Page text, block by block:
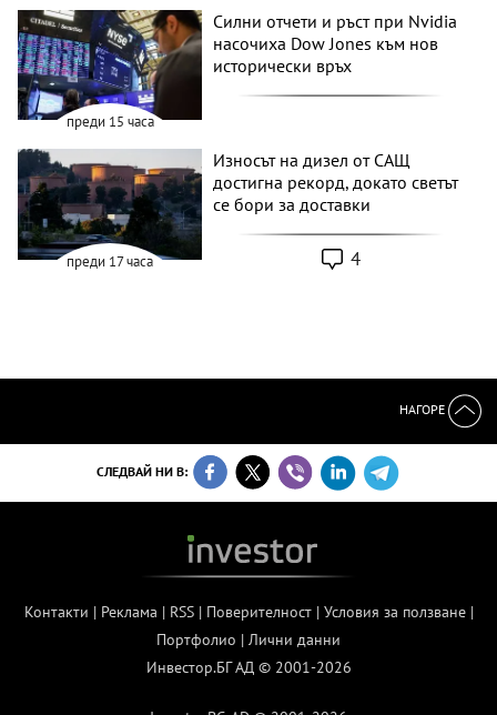
преди 15 часа
Силни отчети и ръст при Nvidia
насочиха Dow Jones към нов
исторически връх
преди 17 часа
Износът на дизел от САЩ
достигна рекорд, докато светът
се бори за доставки
4
НАГОРЕ
СЛЕДВАЙ НИ В:
Контакти | Реклама | RSS| Поверителност| Условия за ползване|
Портфолио | Лични данни
Инвестор.БГ АД © 2001-2026